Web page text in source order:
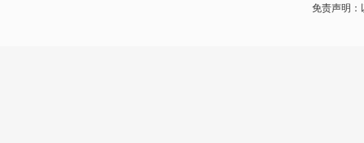
免责声明：